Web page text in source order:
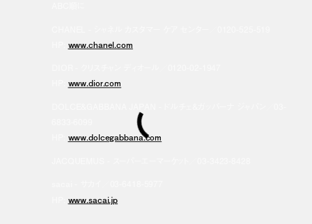
www.chanel.com
www.dior.com
www.dolcegabbana.com
www.sacai.jp